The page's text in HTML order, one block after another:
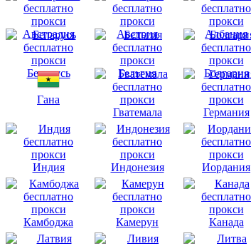
Австралия Австрия Албания
Беларусь Бельгия Болгария
Гана
Гватемала
Германия
Индия Индонезия Иордания
Камбоджа Камерун Канада